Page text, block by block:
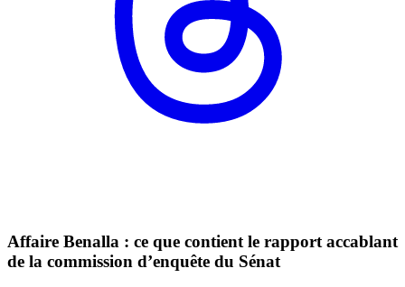
Affaire Benalla : ce que contient le rapport accablant
de la commission d’enquête du Sénat